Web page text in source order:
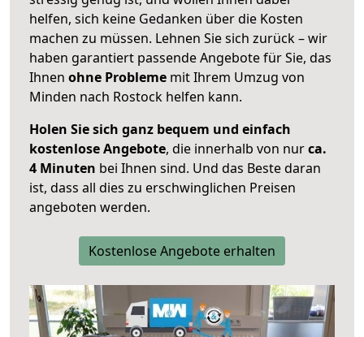
helfen, sich keine Gedanken über die Kosten
machen zu müssen. Lehnen Sie sich zurück – wir
haben garantiert passende Angebote für Sie, das
Ihnen ohne Probleme mit Ihrem Umzug von
Minden nach Rostock helfen kann.
Holen Sie sich ganz bequem und einfach
kostenlose Angebote, die innerhalb von nurca.
4 Minuten bei Ihnen sind. Und das Beste daran
ist, dass all dies zu erschwinglichen Preisen
angeboten werden.
Kostenlose Angebote erhalten